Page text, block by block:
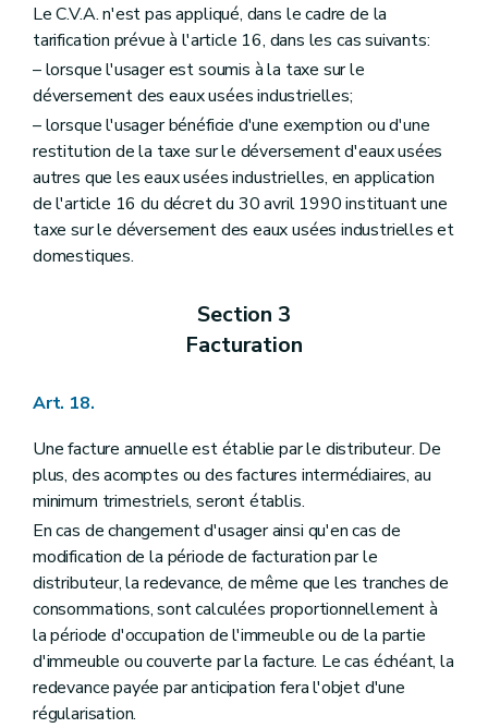
Le C.V.A. n'est pas appliqué, dans le cadre de la
tarification prévue à l'article 16, dans les cas suivants:
– lorsque l'usager est soumis à la taxe sur le
déversement des eaux usées industrielles;
– lorsque l'usager bénéficie d'une exemption ou d'une
restitution de la taxe sur le déversement d'eaux usées
autres que les eaux usées industrielles, en application
de l'article 16 du décret du 30 avril 1990 instituant une
taxe sur le déversement des eaux usées industrielles et
domestiques.
Section 3
Facturation
Art. 18.
Une facture annuelle est établie par le distributeur. De
plus, des acomptes ou des factures intermédiaires, au
minimum trimestriels, seront établis.
En cas de changement d'usager ainsi qu'en cas de
modification de la période de facturation par le
distributeur, la redevance, de même que les tranches de
consommations, sont calculées proportionnellement à
la période d'occupation de l'immeuble ou de la partie
d'immeuble ou couverte par la facture. Le cas échéant, la
redevance payée par anticipation fera l'objet d'une
régularisation.